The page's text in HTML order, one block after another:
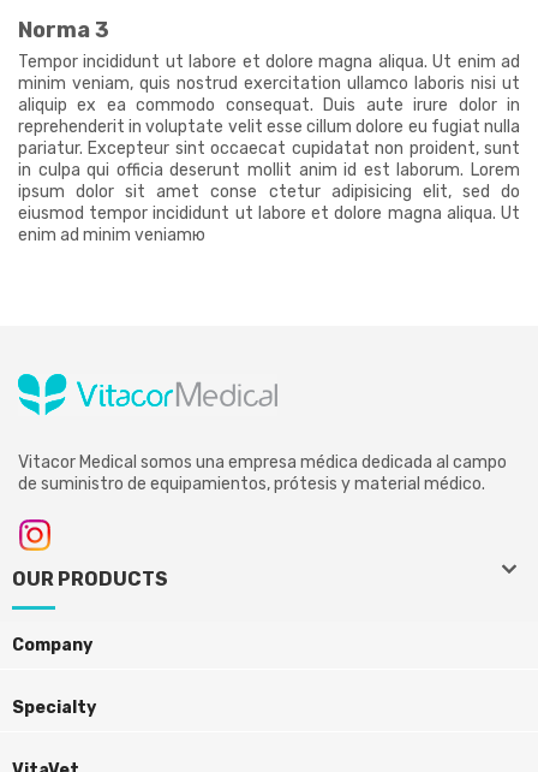
Norma 3
Tempor incididunt ut labore et dolore magna aliqua. Ut enim ad
minim veniam, quis nostrud exercitation ullamco laboris nisi ut
aliquip ex ea commodo consequat. Duis aute irure dolor in
reprehenderit in voluptate velit esse cillum dolore eu fugiat nulla
pariatur. Excepteur sint occaecat cupidatat non proident, sunt
in culpa qui officia deserunt mollit anim id est laborum. Lorem
ipsum dolor sit amet conse ctetur adipisicing elit, sed do
eiusmod tempor incididunt ut labore et dolore magna aliqua. Ut
enim ad minim veniamю
Vitacor Medical somos una empresa médica dedicada al campo
de suministro de equipamientos, prótesis y material médico.
keyboard_arrow_down
OUR PRODUCTS
Company
Specialty
keyboard_arrow_down